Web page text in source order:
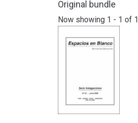
Original bundle
Now showing 1 - 1 of 1